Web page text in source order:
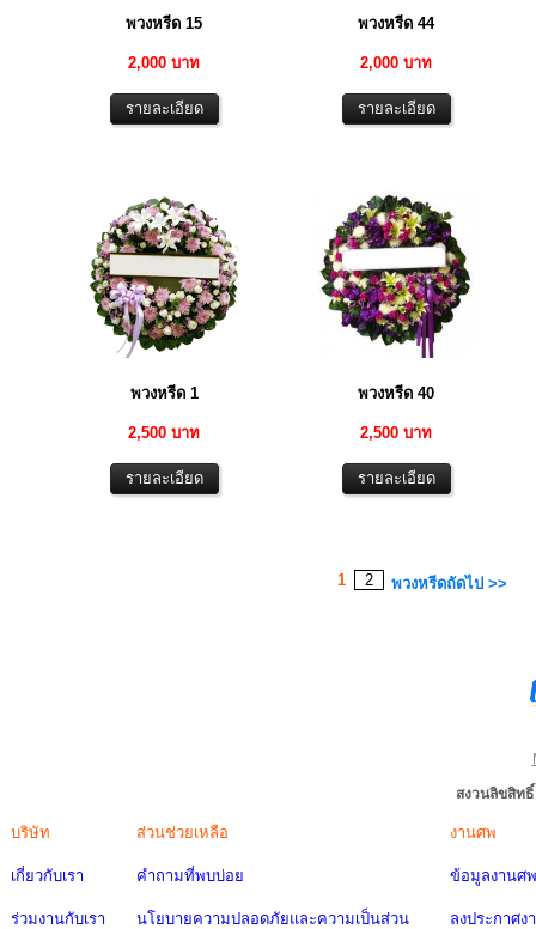
พวงหรีด 15
2,000 บาท
พวงหรีด 44
2,000 บาท
พวงหรีด 1
2,500 บาท
พวงหรีด 40
2,500 บาท
1 2 พวงหรีดถัดไป >>
สงวนลิขสิท
บริษัท
เกี่ยวกับเรา
ร่วมงานกับเรา
ส่วนช่วยเหลือ
คำถามที่พบบ่อย
นโยบายความปลอดภัยและความเป็นส่วน
งานศพ
ข้อมูลงานศพ
ลงประกาศง